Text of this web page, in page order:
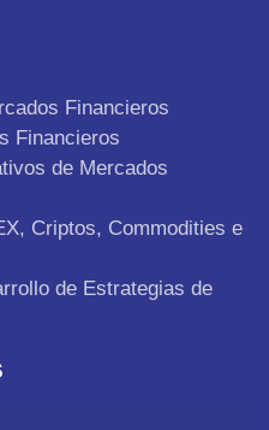
Financieros
Financieros
de Mercados
Criptos, Commodities e
de Estrategias de